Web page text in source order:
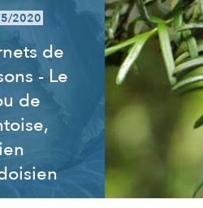
2020
de
- Le
de